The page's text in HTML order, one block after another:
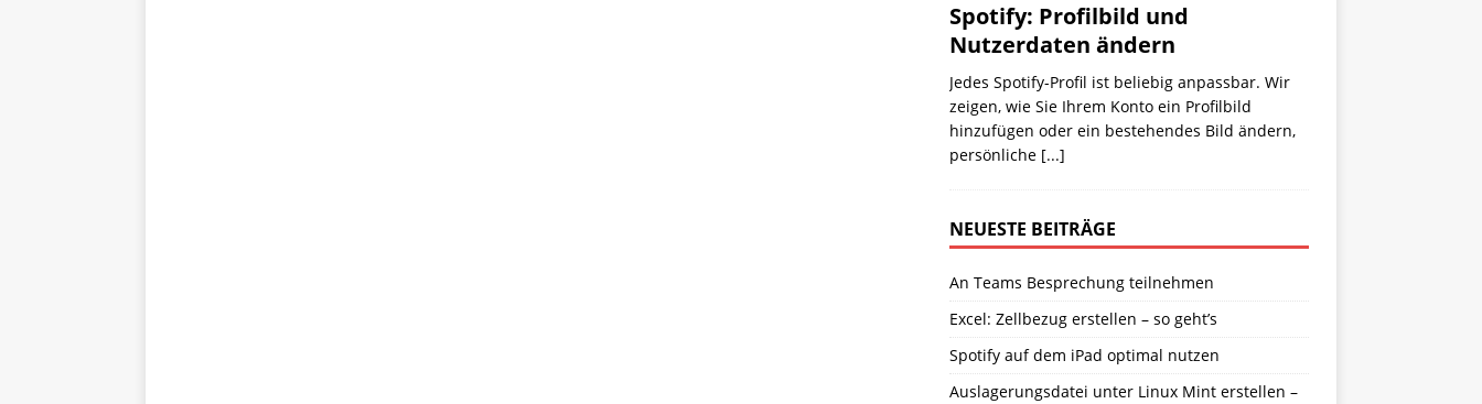
Spotify: Profilbild und
Nutzerdaten ändern
Jedes Spotify-Profil ist beliebig anpassbar. Wir
zeigen, wie Sie Ihrem Konto ein Profilbild
hinzufügen oder ein bestehendes Bild ändern,
persönliche [...]
NEUESTE BEITRÄGE
An Teams Besprechung teilnehmen
Excel: Zellbezug erstellen – so geht’s
Spotify auf dem iPad optimal nutzen
Auslagerungsdatei unter Linux Mint erstellen –